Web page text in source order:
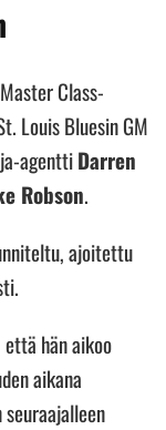
Class-
Louis Bluesin GM
agenttiDarren
Robson.
ajoitettu
hän aikoo
aikana